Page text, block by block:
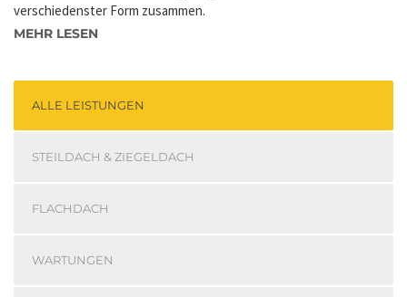
verschiedenster Form zusammen.
MEHR LESEN
ALLE LEISTUNGEN
STEILDACH & ZIEGELDACH
FLACHDACH
WARTUNGEN